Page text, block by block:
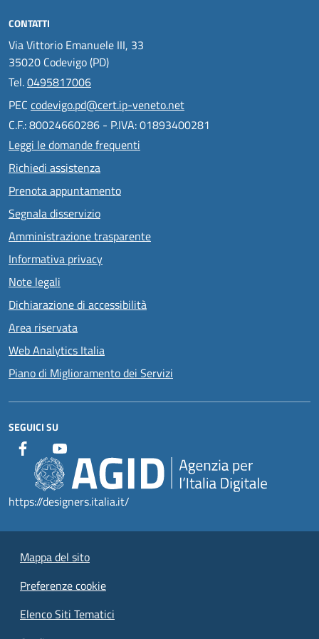
CONTATTI
Via Vittorio Emanuele III, 33
35020 Codevigo (PD)
Tel.0495817006
PEC codevigo.pd@cert.ip-veneto.net
C.F.: 80024660286 - P.IVA: 01893400281
Leggi le domande frequenti
Richiedi assistenza
Prenota appuntamento
Segnala disservizio
Amministrazione trasparente
Informativa privacy
Note legali
Dichiarazione di accessibilità
Area riservata
Web Analytics Italia
Piano di Miglioramento dei Servizi
SEGUICI SU
https://designers.italia.it/
Mappa del sito
Preferenze cookie
Elenco Siti Tematici